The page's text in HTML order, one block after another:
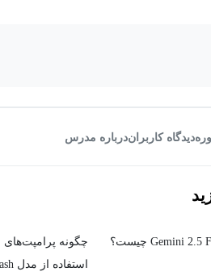
دیدگاه کاربراندرباره مدرس
چگونه پرامپت‌های
استفاده از مدل Flash تولید کنیم؟